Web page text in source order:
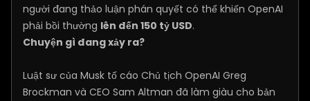
người đang thảo luận phán quyết có thể khiến OpenAI
phải bồi thường lên đến 150 tỷ USD.
Chuyện gì đang xảy ra?
Luật sư của Musk tố cáo Chủ tịch OpenAI Greg
Brockman và CEO Sam Altman đã làm giàu cho bản